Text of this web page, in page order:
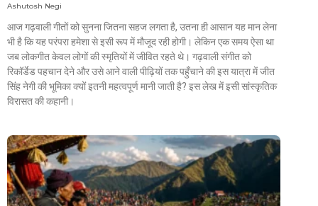
Ashutosh Negi
आज गढ़वाली गीतों को सुनना जितना सहज लगता है, उतना ही आसान यह मान लेना
भी है कि यह परंपरा हमेशा से इसी रूप में मौजूद रही होगी। लेकिन एक समय ऐसा था
जब लोकगीत केवल लोगों की स्मृतियों में जीवित रहते थे। गढ़वाली संगीत को
रिकॉर्डेड पहचान देने और उसे आने वाली पीढ़ियों तक पहुँचाने की इस यात्रा में जीत
सिंह नेगी की भूमिका क्यों इतनी महत्वपूर्ण मानी जाती है? इस लेख में इसी सांस्कृतिक
विरासत की कहानी।